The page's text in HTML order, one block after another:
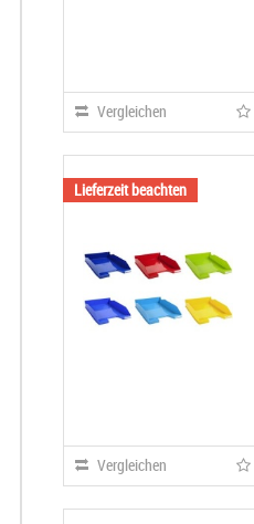
Vergleichen
Lieferzeit beachten
Vergleichen